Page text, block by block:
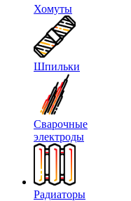
Хомуты
Шпильки
Сварочные
электроды
Радиаторы